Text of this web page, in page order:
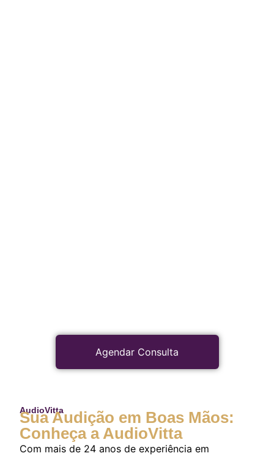
Agendar Consulta
AudioVitta
Sua Audição em Boas Mãos:
Conheça a AudioVitta
Com mais de 24 anos de experiência em